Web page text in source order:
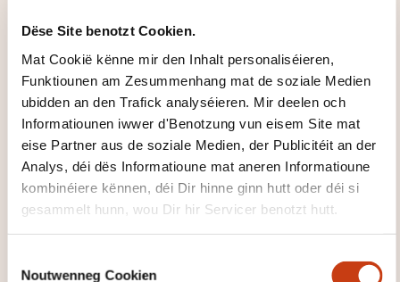
Dëse Site benotzt Cookien.
Mat Cookië kënne mir den Inhalt personaliséieren,
Funktiounen am Zesummenhang mat de soziale Medien
ubidden an den Trafick analyséieren. Mir deelen och
Informatiounen iwwer d'Benotzung vun eisem Site mat
eise Partner aus de soziale Medien, der Publicitéit an der
Analys, déi dës Informatioune mat aneren Informatioune
kombinéiere kënnen, déi Dir hinne ginn hutt oder déi si
gesammelt hunn, wou Dir hir Servicer benotzt hutt.
Noutwenneg Cookien
Ka vertraut, alldeeglech Ausdréck a ganz
einfach Aussoen, mat deene konkret Besoine
sollen erfëllt ginn, verstoen a benotzen. Ka sech
oder anerer virstellen
an anere Leit Froen zu hirer Persoun stellen –
zum Beispill wou se wunnen, wéi eng Leit se
kennen, wéi eng Saache se hunn asw. – a kann
op dës Zort Froen
an däitlech schwätzt a sech kooperativ weist.